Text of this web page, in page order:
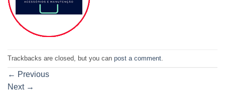
Trackbacks are closed, but you can post a comment
← Previous
Next →